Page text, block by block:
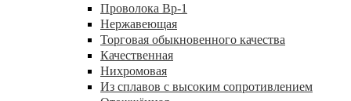
Проволока Вр-1
Нержавеющая
Торговая обыкновенного качества
Качественная
Нихромовая
Из сплавов с высоким сопротивлением